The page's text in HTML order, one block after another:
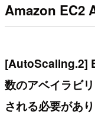
Amazon EC2
[AutoScaling.2]
数のアベイラビ
される必要があ